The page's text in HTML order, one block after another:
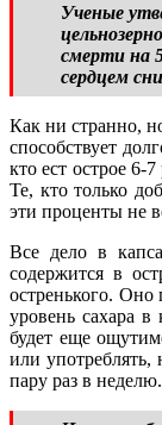
Ученые
смерти на
сердцем
Как ни странно,
способствует
кто ест острое 6-
Те, кто только
эти проценты не
Все дело в
содержится в
остренького. Оно
уровень сахара в
будет еще
или употреблять,
пару раз в неделю.